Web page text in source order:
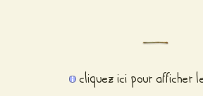
cliquez ici pour afficher